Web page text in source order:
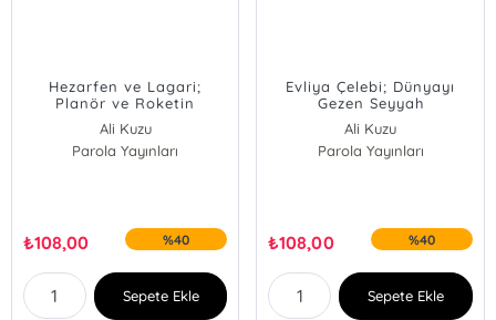
Hezarfen ve Lagari;
Planör ve Roketin
Mucitleri
Ali Kuzu
Parola Yayınları
₺108,00 %40
Sepete Ekle
Evliya Çelebi; Dünyayı
Gezen Seyyah
Ali Kuzu
Parola Yayınları
₺108,00 %40
Sepete Ekle